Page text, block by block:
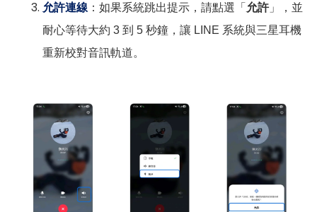
允許連線 ：如果系統跳出提示，請點選「 允許」，並
耐心等待大約 3 到 5 秒鐘，讓 LINE 系統與三星耳機
重新校對音訊軌道。